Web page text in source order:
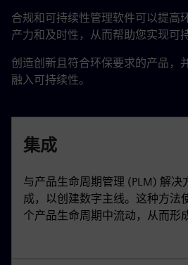
合规和可持续性管理软件可以提高
产力和及时性，从而帮助您实现可
创造创新且符合环保要求的产品，
融入可持续性。
集成
与产品生命周期管理 (PLM) 解决
成，以创建数字主线。这种方法
个产品生命周期中流动，从而形